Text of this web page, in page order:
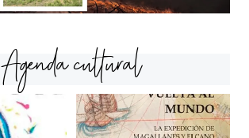
Agenda cultural